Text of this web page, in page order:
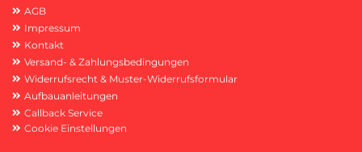
AGB
Impressum
Kontakt
Versand- & Zahlungsbedingungen
Widerrufsrecht & Muster-Widerrufsformular
Aufbauanleitungen
Callback Service
Cookie Einstellungen